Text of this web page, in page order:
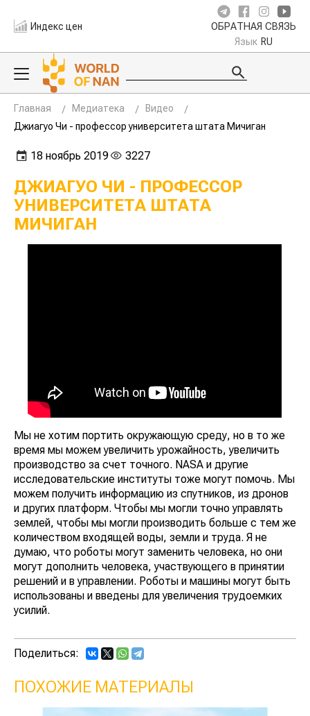
Индекс цен ОБРАТНАЯ СВЯЗЬ
Язык RU
Главная Медиатека
Видео
Джиагуо Чи - профессор университета штата Мичиган
18 ноябрь 2019 3227
ДЖИАГУО ЧИ - ПРОФЕССОР
УНИВЕРСИТЕТА ШТАТА
МИЧИГАН
Мы не хотим портить окружающую среду, но в то же
время мы можем увеличить урожайность, увеличить
производство за счет точного. NASA и другие
исследовательские институты тоже могут помочь. Мы
можем получить информацию из спутников, из дронов
и других платформ. Чтобы мы могли точно управлять
землей, чтобы мы могли производить больше с тем же
количеством входящей воды, земли и труда. Я не
думаю, что роботы могут заменить человека, но они
могут дополнить человека, участвующего в принятии
решений и в управлении. Роботы и машины могут быть
использованы и введены для увеличения трудоемких
усилий.
Поделиться:
ПОХОЖИЕ МАТЕРИАЛЫ